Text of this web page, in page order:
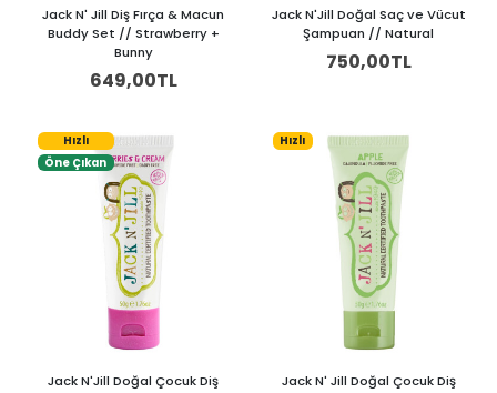
Jack N' Jill Diş Fırça & Macun
Buddy Set // Strawberry +
Bunny
649,00TL
Jack N'Jill Doğal Saç ve Vücut
Şampuan // Natural
750,00TL
Hızlı
Öne Çıkan
Jack N'Jill Doğal Çocuk Diş
Hızlı
Jack N' Jill Doğal Çocuk Diş